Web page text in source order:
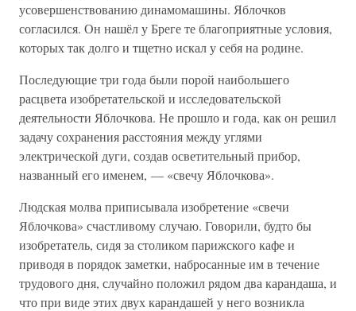
усовершенствованию динамомашины. Яблочков
согласился. Он нашёл у Бреге те благоприятные условия,
которых так долго и тщетно искал у себя на родине.
Последующие три года были порой наибольшего
расцвета изобретательской и исследовательской
деятельности Яблочкова. Не прошло и года, как он решил
задачу сохранения расстояния между углями
электрической дуги, создав осветительный прибор,
названный его именем, — «свечу Яблочкова».
Людская молва приписывала изобретение «свечи
Яблочкова» счастливому случаю. Говорили, будто бы
изобретатель, сидя за столиком парижского кафе и
приводя в порядок заметки, набросанные им в течение
трудового дня, случайно положил рядом два карандаша, и
что при виде этих двух карандашей у него возникла